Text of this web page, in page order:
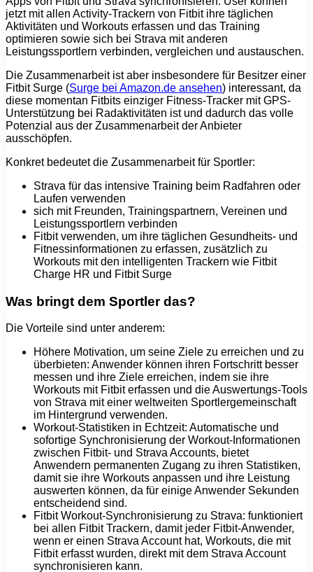
jetzt mit allen Activity-Trackern von Fitbit ihre täglichen
Aktivitäten und Workouts erfassen und das Training
optimieren sowie sich bei Strava mit anderen
Leistungssportlern verbinden, vergleichen und austauschen.
Die Zusammenarbeit ist aber insbesondere für Besitzer einer
Fitbit Surge (Surge bei Amazon.de ansehen) interessant, da
diese momentan Fitbits einziger Fitness-Tracker mit GPS-
Unterstützung bei Radaktivitäten ist und dadurch das volle
Potenzial aus der Zusammenarbeit der Anbieter
ausschöpfen.
Konkret bedeutet die Zusammenarbeit für Sportler:
Strava für das intensive Training beim Radfahren oder
Laufen verwenden
sich mit Freunden, Trainingspartnern, Vereinen und
Leistungssportlern verbinden
Fitbit verwenden, um ihre täglichen Gesundheits- und
Fitnessinformationen zu erfassen, zusätzlich zu
Workouts mit den intelligenten Trackern wie Fitbit
Charge HR und Fitbit Surge
Was bringt dem Sportler das?
Die Vorteile sind unter anderem:
Höhere Motivation, um seine Ziele zu erreichen und zu
überbieten: Anwender können ihren Fortschritt besser
messen und ihre Ziele erreichen, indem sie ihre
Workouts mit Fitbit erfassen und die Auswertungs-Tools
von Strava mit einer weltweiten Sportlergemeinschaft
im Hintergrund verwenden.
Workout-Statistiken in Echtzeit: Automatische und
sofortige Synchronisierung der Workout-Informationen
zwischen Fitbit- und Strava Accounts, bietet
Anwendern permanenten Zugang zu ihren Statistiken,
damit sie ihre Workouts anpassen und ihre Leistung
auswerten können, da für einige Anwender Sekunden
entscheidend sind.
Fitbit Workout-Synchronisierung zu Strava: funktioniert
bei allen Fitbit Trackern, damit jeder Fitbit-Anwender,
wenn er einen Strava Account hat, Workouts, die mit
Fitbit erfasst wurden, direkt mit dem Strava Account
synchronisieren kann.